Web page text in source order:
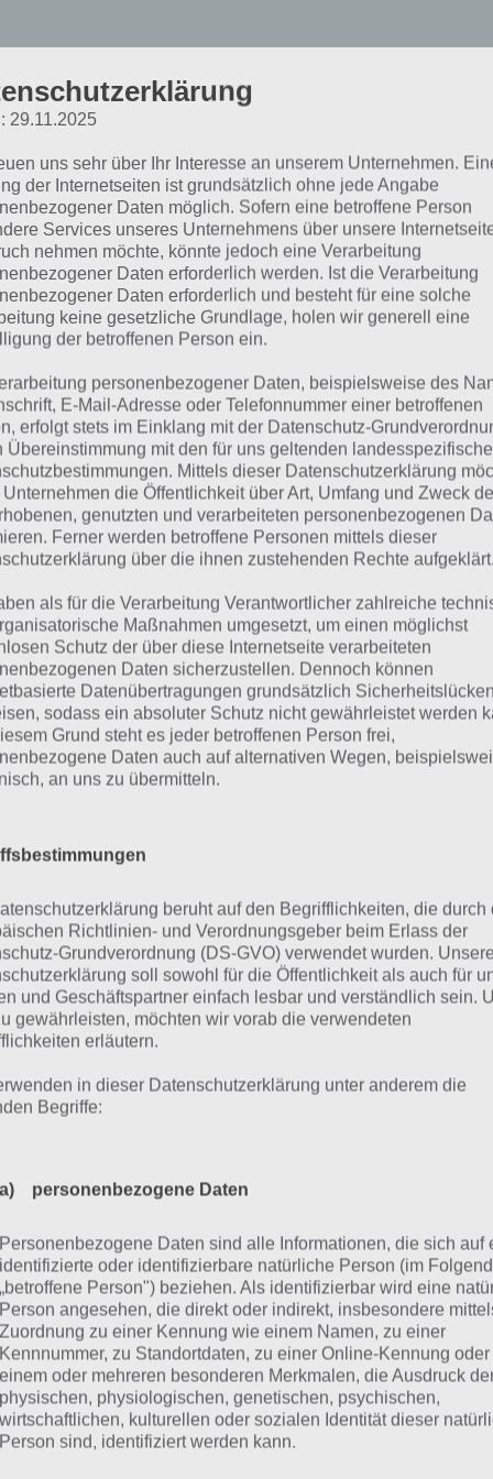
War Battles
komplexer
War Battles
Screenshot
– (c) Sega
Zu allererst sei erwähnt, dass ihr
Englischkenntnisse verfügen solltet,
Kingdom ist aktuell nur auf Englisch
Sprache gibt es aktuell noch nicht.
erläutern, auch wenn man
alle Taktiken und Strategien erklärt
nur über Ausprobieren.
Außerdem scheint Total War
längeres Spielen am Stück geeignet
Wartezeiten selbst für einfachste
oder das Sammeln von Stein
Auch die Komplexität ist hoch, denn
stets einen Blick auf die
eure Ernte und den Angriff haben.
werden hier kaum Spaß am Spiel
Spiel hineindenken muss. Etwas, das wir bei Mobile
denn für sowas sind PC Spiele bzw. Konsolenspiele
dass es Total War Battles Kingdom auf Steam auch
gegen den Computer
von Total War Battles Kingdom soll der Kampf
anders aufgebaut als was man bisher so kennt. So
und Taktik gewinnen. Die passenden Einheiten
genommen werden, getauscht und dann die
um den Gegner zu vernichten. Aus unserer Sicht ist
muss man sagen, dass ein Spieler, der nicht viel
Nachteil hat. Nicht nur muss er lange Wartezeiten
die Einheiten können dank der Premiumwährung
uns hingegen gefallen hat ist die höhere Tiefe des
anpassen, Flüsse anlegen oder auch einen
täuscht auch das nicht darüber hinweg, dass Total
mit der bisherigen Total War Reihe mithalten kann,
liegen kann.
29.11.2025
uns sehr über Ihr Interesse an unserem Unternehmen.
der Internetseiten ist grundsätzlich ohne jede Angabe
Daten möglich. Sofern eine betroffene Person
Services unseres Unternehmens über unsere
nehmen möchte, könnte jedoch eine Verarbeitung
Daten erforderlich werden. Ist die Verarbeitung
Daten erforderlich und besteht für eine solche
keine gesetzliche Grundlage, holen wir generell eine
der betroffenen Person ein.
personenbezogener Daten, beispielsweise des
E-Mail-Adresse oder Telefonnummer einer betroffenen
erfolgt stets im Einklang mit der Datenschutz-
Übereinstimmung mit den für uns geltenden
Mittels dieser Datenschutzerklärung
Unternehmen die Öffentlichkeit über Art, Umfang und Zweck
genutzten und verarbeiteten personenbezogenen
Ferner werden betroffene Personen mittels dieser
über die ihnen zustehenden Rechte aufgeklärt.
als für die Verarbeitung Verantwortlicher zahlreiche
Maßnahmen umgesetzt, um einen möglichst
Schutz der über diese Internetseite verarbeiteten
Daten sicherzustellen. Dennoch können
Datenübertragungen grundsätzlich Sicherheitslücken
sodass ein absoluter Schutz nicht gewährleistet werden
Grund steht es jeder betroffenen Person frei,
Daten auch auf alternativen Wegen,
an uns zu übermitteln.
beruht auf den Begrifflichkeiten, die durch
Richtlinien- und Verordnungsgeber beim Erlass der
Grundverordnung (DS-GVO) verwendet wurden. Unsere
soll sowohl für die Öffentlichkeit als auch für
und Geschäftspartner einfach lesbar und verständlich sein.
gewährleisten, möchten wir vorab die verwendeten
erläutern.
in dieser Datenschutzerklärung unter anderem die
Begriffe:
a) personenbezogene Daten
Personenbezogene Daten sind alle Informationen, die sich auf
identifizierte oder identifizierbare natürliche Person (im
„betroffene Person") beziehen. Als identifizierbar wird eine
Person angesehen, die direkt oder indirekt, insbesondere
Zuordnung zu einer Kennung wie einem Namen, zu einer
Kennnummer, zu Standortdaten, zu einer Online-Kennung oder
einem oder mehreren besonderen Merkmalen, die Ausdruck
physischen, physiologischen, genetischen, psychischen,
wirtschaftlichen, kulturellen oder sozialen Identität dieser
Person sind, identifiziert werden kann.